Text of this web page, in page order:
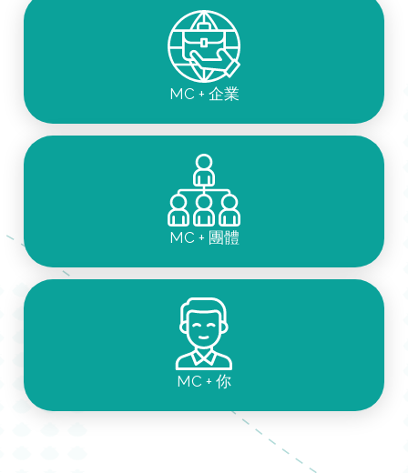
MC + 企業
MC + 團體
MC + 你